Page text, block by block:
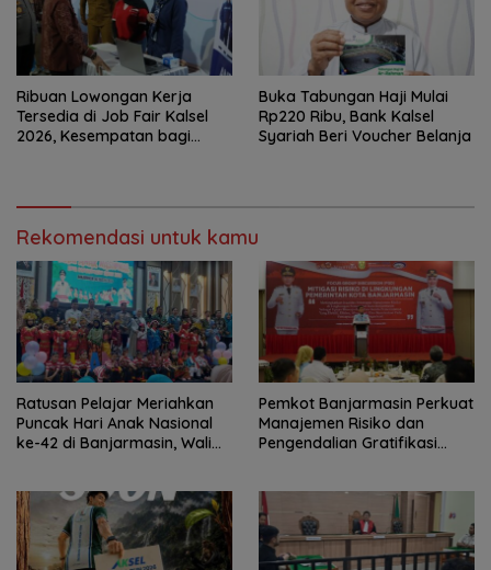
Ribuan Lowongan Kerja
Tersedia di Job Fair Kalsel
2026, Kesempatan bagi
Buka Tabungan Haji Mulai
Rp220 Ribu, Bank Kalsel
Syariah Beri Voucher Belanja
Rekomendasi untuk kamu
Ratusan Pelajar Meriahkan
Puncak Hari Anak Nasional
ke-42 di Banjarmasin, Wali
Pemkot Banjarmasin Perkuat
Manajemen Risiko dan
Pengendalian Gratifikasi